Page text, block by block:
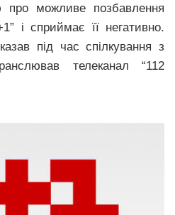
про можливе позбавлення
і сприймає її негативно.
під час спілкування з
телеканал “112